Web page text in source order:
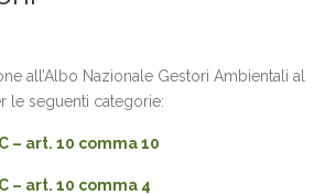
all’Albo Nazionale Gestori Ambientali al
le seguenti categorie:
– art. 10 comma 10
– art. 10 comma 4